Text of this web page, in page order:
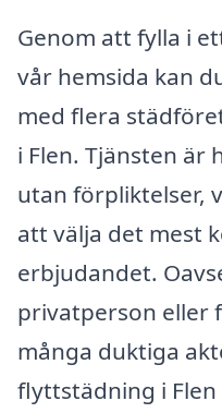
Genom att fylla i
vår hemsida kan
med flera
i Flen. Tjänsten är
utan förpliktelser,
att välja det mest
erbjudandet.
privatperson eller
många duktiga
flyttstädning i